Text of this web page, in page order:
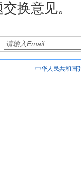
换意见。
中华人民共和国